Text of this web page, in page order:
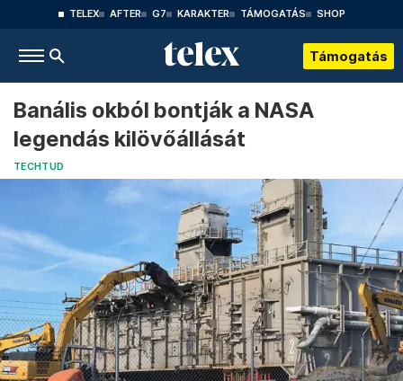
TELEX AFTER G7 KARAKTER TÁMOGATÁS SHOP
Támogatás
Banális okból bontják a NASA
legendás kilövőállását
TECHTUD